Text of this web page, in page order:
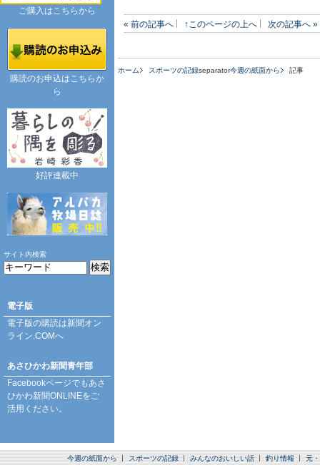
« 前の記事へ ↑このページの上へ 次の記事へ »
ホーム スポーツの記録separator今週の紙面から 記事
ご購入はこちらから
購読のお申込はこちらか
ら
好評連載中
サイト内検索
電子版
電子版の購読は新聞オン
ライン.COMへ
あさひかわ新聞青年部
Facebookページでもあさ
ひかわ新聞ONLINEをご
活用ください。
今週の紙面から スポーツの記録 みんなのおいしい話 釣り情報 元